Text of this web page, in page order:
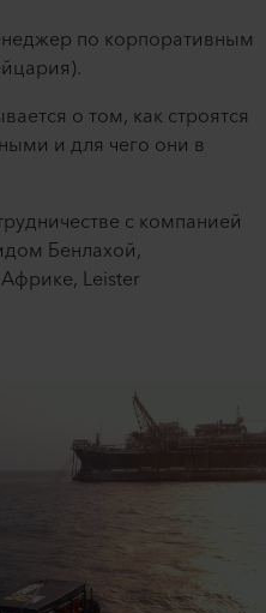
по корпоративным
о том, как строятся
и для чего они в
с компанией
Бенлахой,
Leister